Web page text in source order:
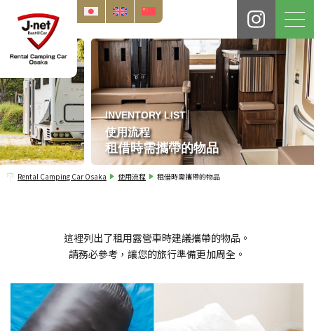
INVENTORY LIST
使用流程
租借時需攜帶的物品
Rental Camping Car Osaka 使用流程 租借時需攜帶的物品
這裡列出了租用露營車時建議攜帶的物品。
請務必參考，讓您的旅行準備更加周全。